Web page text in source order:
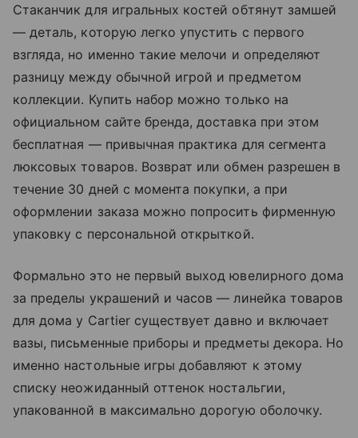
Стаканчик для игральных костей обтянут замшей
— деталь, которую легко упустить с первого
взгляда, но именно такие мелочи и определяют
разницу между обычной игрой и предметом
коллекции. Купить набор можно только на
официальном сайте бренда, доставка при этом
бесплатная — привычная практика для сегмента
люксовых товаров. Возврат или обмен разрешен в
течение 30 дней с момента покупки, а при
оформлении заказа можно попросить фирменную
упаковку с персональной открыткой.
Формально это не первый выход ювелирного дома
за пределы украшений и часов — линейка товаров
для дома у Cartier существует давно и включает
вазы, письменные приборы и предметы декора. Но
именно настольные игры добавляют к этому
списку неожиданный оттенок ностальгии,
упакованной в максимально дорогую оболочку.